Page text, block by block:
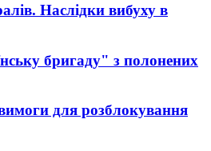
Наслідки вибуху в
бригаду" з полонених
для розблокування